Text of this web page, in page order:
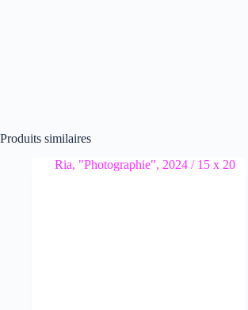
Produits similaires